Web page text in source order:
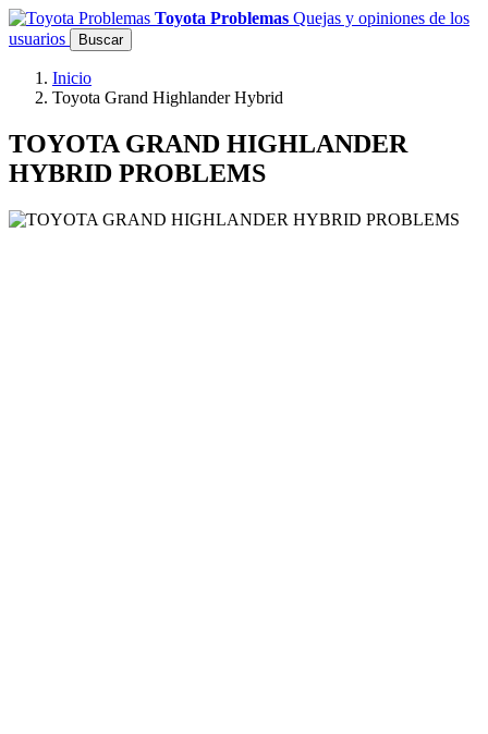
Toyota Problemas Quejas y opiniones de los
usuarios
Buscar
Inicio
Toyota Grand Highlander Hybrid
TOYOTA GRAND HIGHLANDER
HYBRID PROBLEMS